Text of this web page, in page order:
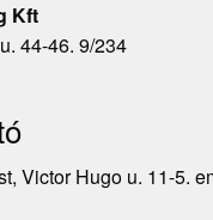
Kft
44-46. 9/234
Victor Hugo u. 11-5.